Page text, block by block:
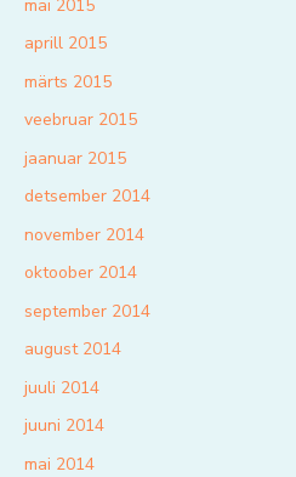
mai 2015
aprill 2015
märts 2015
veebruar 2015
jaanuar 2015
detsember 2014
november 2014
oktoober 2014
september 2014
august 2014
juuli 2014
juuni 2014
mai 2014